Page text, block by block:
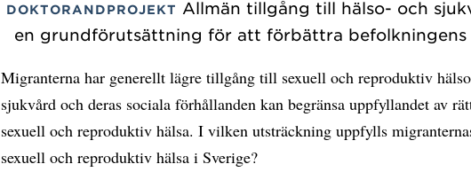
DOKTORANDPROJEKT Allmän tillgång till hälso- och
en grundförutsättning för att förbättra befolkningens
Migranterna har generellt lägre tillgång till sexuell och reproduktiv
sjukvård och deras sociala förhållanden kan begränsa uppfyllandet av
sexuell och reproduktiv hälsa. I vilken utsträckning uppfylls
sexuell och reproduktiv hälsa i Sverige?